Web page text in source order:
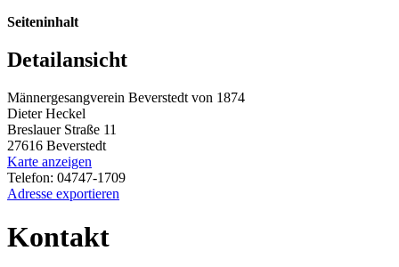
Seiteninhalt
Detailansicht
Männergesangverein Beverstedt von 1874
Dieter Heckel
Breslauer Straße 11
27616 Beverstedt
Karte anzeigen
Telefon: 04747-1709
Adresse exportieren
Kontakt